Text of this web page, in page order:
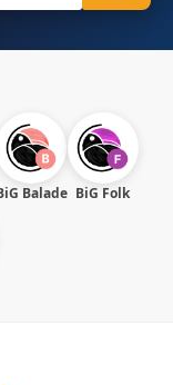
Balade BiG Folk